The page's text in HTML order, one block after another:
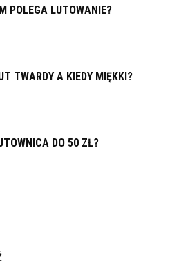
POLEGA LUTOWANIE?
TWARDY A KIEDY MIĘKKI?
DO 50 ZŁ?